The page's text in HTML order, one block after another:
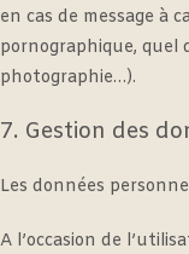
en cas de message à
pornographique,
photographie…).
7. Gestion des
Les données
A l’occasion de